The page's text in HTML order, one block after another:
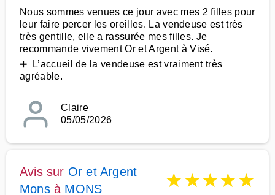
Nous sommes venues ce jour avec mes 2 filles pour
leur faire percer les oreilles. La vendeuse est très
très gentille, elle a rassurée mes filles. Je
recommande vivement Or et Argent à Visé.
➕ L’accueil de la vendeuse est vraiment très
agréable.
Claire
05/05/2026
Avis sur Or et Argent
Monsà MONS ★★★★★